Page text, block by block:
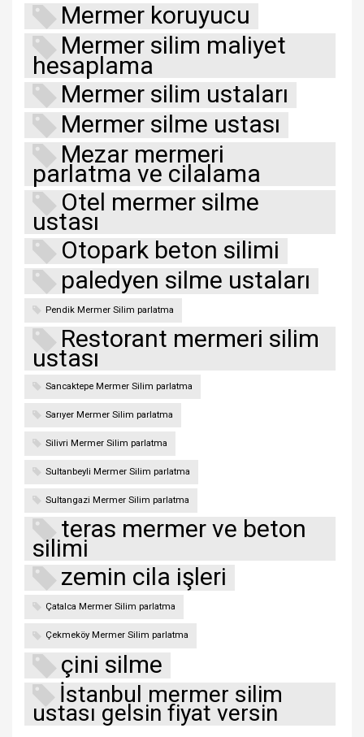
Mermer koruyucu
Mermer silim maliyet
hesaplama
Mermer silim ustaları
Mermer silme ustası
Mezar mermeri
parlatma ve cilalama
Otel mermer silme
ustası
Otopark beton silimi
paledyen silme ustaları
Pendik Mermer Silim parlatma
Restorant mermeri silim
ustası
Sancaktepe Mermer Silim parlatma
Sarıyer Mermer Silim parlatma
Silivri Mermer Silim parlatma
Sultanbeyli Mermer Silim parlatma
Sultangazi Mermer Silim parlatma
teras mermer ve beton
silimi
zemin cila işleri
Çatalca Mermer Silim parlatma
Çekmeköy Mermer Silim parlatma
çini silme
İstanbul mermer silim
ustası gelsin fiyat versin